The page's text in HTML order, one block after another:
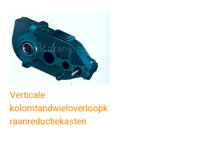
Verticale
kolomtandwieloverloopk
raanreductiekasten